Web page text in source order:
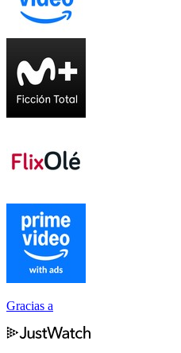
Gracias a